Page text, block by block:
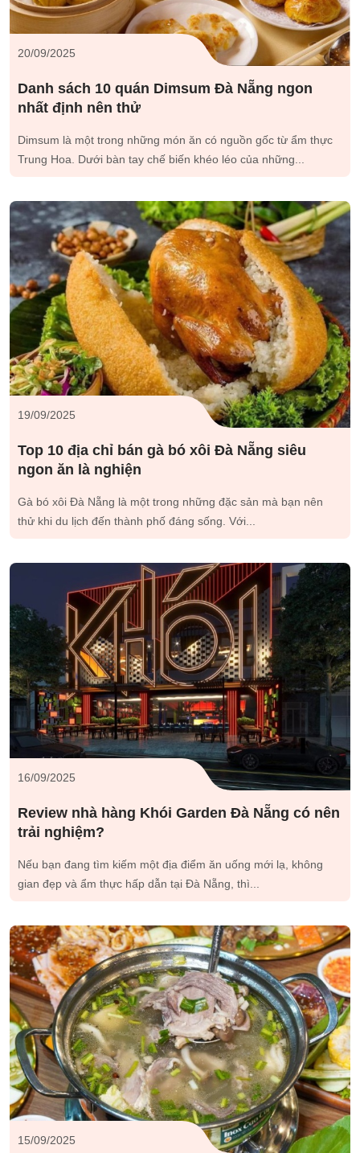
20/09/2025
Danh sách 10 quán Dimsum Đà Nẵng ngon
nhất định nên thử
Dimsum là một trong những món ăn có nguồn gốc từ ẩm thực
Trung Hoa. Dưới bàn tay chế biến khéo léo của những...
19/09/2025
Top 10 địa chỉ bán gà bó xôi Đà Nẵng siêu
ngon ăn là nghiện
Gà bó xôi Đà Nẵng là một trong những đặc sản mà bạn nên
thử khi du lịch đến thành phố đáng sống. Với...
16/09/2025
Review nhà hàng Khói Garden Đà Nẵng có nên
trải nghiệm?
Nếu bạn đang tìm kiếm một địa điểm ăn uống mới lạ, không
gian đẹp và ẩm thực hấp dẫn tại Đà Nẵng, thì...
15/09/2025